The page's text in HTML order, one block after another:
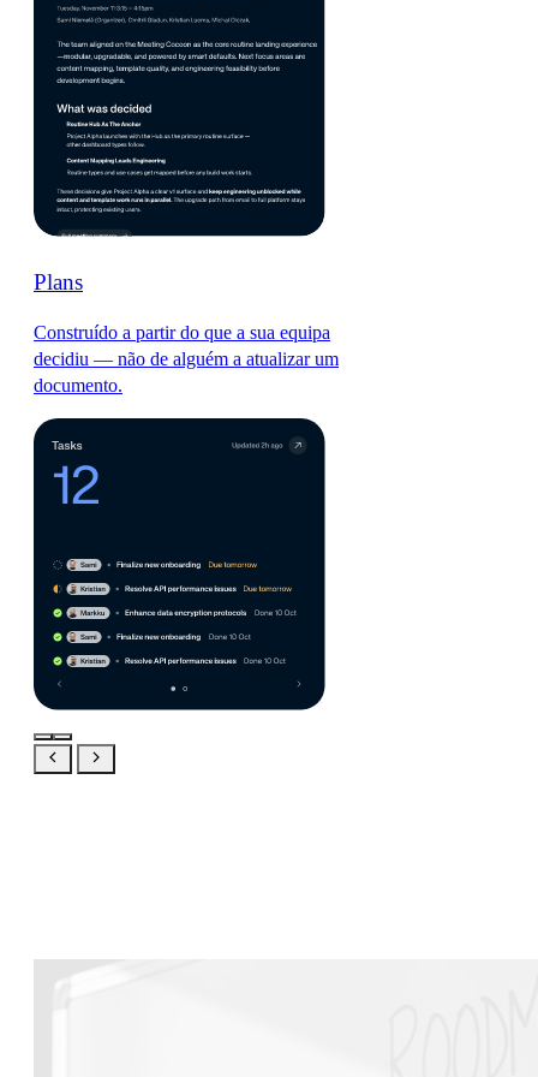
Plans
Construído a partir do que a sua equipa
decidiu — não de alguém a atualizar um
documento.